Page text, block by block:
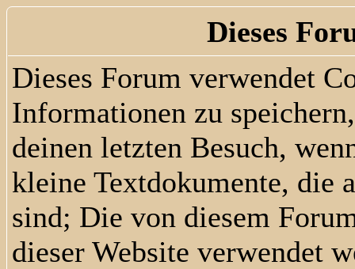
Dieses
Dieses Forum verwendet
Informationen zu
deinen letzten Besuch,
kleine Textdokumente, die
sind; Die von diesem
dieser Website verwendet